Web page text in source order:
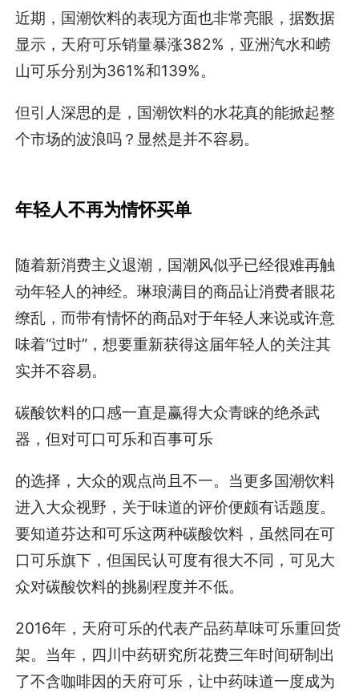
近期，国潮饮料的表现方面也非常亮眼，据数据
显示，天府可乐销量暴涨382%，亚洲汽水和崂
山可乐分别为361%和139%。
但引人深思的是，国潮饮料的水花真的能掀起整
个市场的波浪吗？显然是并不容易。
年轻人不再为情怀买单
随着新消费主义退潮，国潮风似乎已经很难再触
动年轻人的神经。琳琅满目的商品让消费者眼花
缭乱，而带有情怀的商品对于年轻人来说或许意
味着“过时”，想要重新获得这届年轻人的关注其
实并不容易。
碳酸饮料的口感一直是赢得大众青睐的绝杀武
器，但对可口可乐和百事可乐
的选择，大众的观点尚且不一。当更多国潮饮料
进入大众视野，关于味道的评价便颇有话题度。
要知道芬达和可乐这两种碳酸饮料，虽然同在可
口可乐旗下，但国民认可度有很大不同，可见大
众对碳酸饮料的挑剔程度并不低。
2016年，天府可乐的代表产品药草味可乐重回货
架。当年，四川中药研究所花费三年时间研制出
了不含咖啡因的天府可乐，让中药味道一度成为